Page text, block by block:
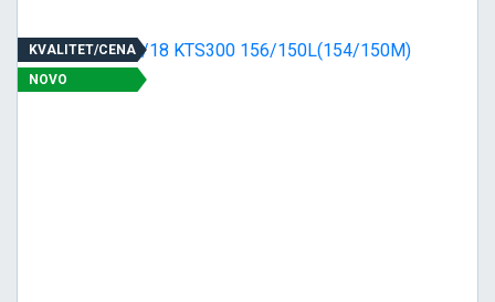
KVALITET/CENA
NOVO